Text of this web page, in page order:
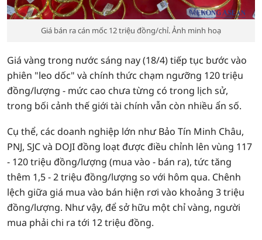
Giá bán ra cán mốc 12 triệu đồng/chỉ. Ảnh minh hoạ
Giá vàng trong nước sáng nay (18/4) tiếp tục bước vào
phiên "leo dốc" và chính thức chạm ngưỡng 120 triệu
đồng/lượng - mức cao chưa từng có trong lịch sử,
trong bối cảnh thế giới tài chính vẫn còn nhiều ẩn số.
Cụ thể, các doanh nghiệp lớn như Bảo Tín Minh Châu,
PNJ, SJC và DOJI đồng loạt được điều chỉnh lên vùng 117
- 120 triệu đồng/lượng (mua vào - bán ra), tức tăng
thêm 1,5 - 2 triệu đồng/lượng so với hôm qua. Chênh
lệch giữa giá mua vào bán hiện rơi vào khoảng 3 triệu
đồng/lượng. Như vậy, để sở hữu một chỉ vàng, người
mua phải chi ra tới 12 triệu đồng.